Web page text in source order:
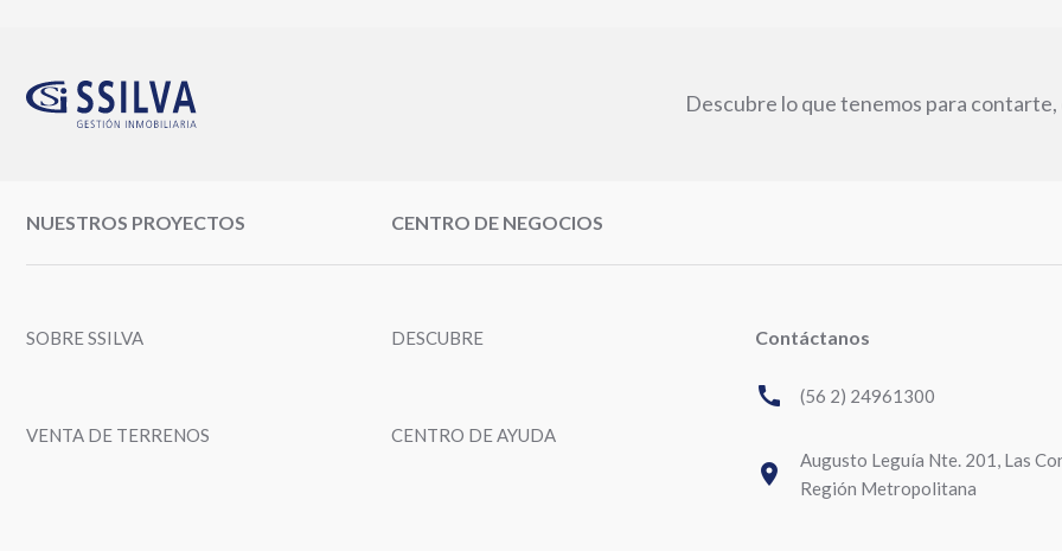
Descubre lo que tenemos para
NUESTROS PROYECTOS CENTRO DE NEGOCIOS
SOBRE SSILVA
VENTA DE TERRENOS
DESCUBRE
CENTRO DE AYUDA
Contáctanos
call (56 2) 24961300
room
Augusto Leguía Nte. 201, Las
Región Metropolitana